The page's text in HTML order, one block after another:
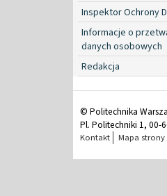
Inspektor Ochrony
Informacje o
danych osobowych
Redakcja
© Politechnika
Pl. Politechniki 1, 00-
Kontakt Mapa strony